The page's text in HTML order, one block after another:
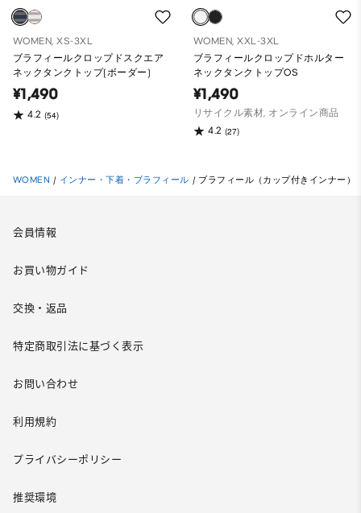
WOMEN, XS-3XL
ブラフィールクロップドスクエア
ネックタンクトップ(ボーダー)
¥1,490
4.2 (54)
WOMEN, XXL-3XL
ブラフィールクロップドホルター
ネックタンクトップOS
¥1,490
リサイクル素材, オンライン商品
4.2 (27)
WOMEN / インナー・下着・ブラフィール / ブラフィール（カップ付きインナー）
会員情報
お買い物ガイド
交換・返品
特定商取引法に基づく表示
お問い合わせ
利用規約
プライバシーポリシー
推奨環境